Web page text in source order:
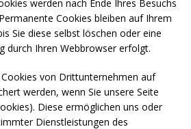
werden nach Ende Ihres Besuchs
Cookies bleiben auf Ihrem
Sie diese selbst löschen oder eine
durch Ihren Webbrowser erfolgt.
von Drittunternehmen auf
werden, wenn Sie unsere Seite
Diese ermöglichen uns oder
Dienstleistungen des